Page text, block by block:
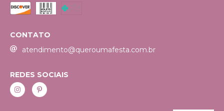
CONTATO
atendimento@queroumafesta.com.br
REDES SOCIAIS